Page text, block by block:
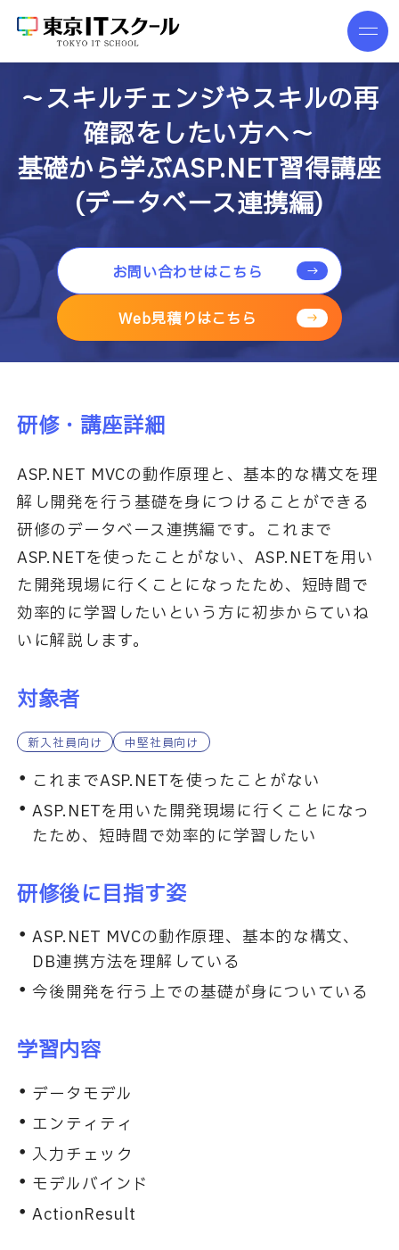
～スキルチェンジやスキルの再
確認をしたい方へ～
基礎から学ぶASP.NET習得講座
(データベース連携編)
お問い合わせはこちら
Web見積りはこちら
研修・講座詳細
ASP.NET MVCの動作原理と、基本的な構文を理
解し開発を行う基礎を身につけることができる
研修のデータベース連携編です。これまで
ASP.NETを使ったことがない、ASP.NETを用い
た開発現場に行くことになったため、短時間で
効率的に学習したいという方に初歩からていね
いに解説します。
対象者
新入社員向け 中堅社員向け
これまでASP.NETを使ったことがない
ASP.NETを用いた開発現場に行くことになっ
たため、短時間で効率的に学習したい
研修後に目指す姿
ASP.NET MVCの動作原理、基本的な構文、
DB連携方法を理解している
今後開発を行う上での基礎が身についている
学習内容
データモデル
エンティティ
入力チェック
モデルバインド
ActionResult